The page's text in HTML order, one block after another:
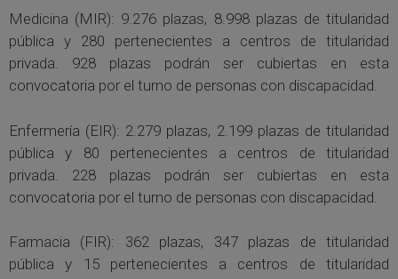
Medicina (MIR): 9.276 plazas, 8.998 plazas de titularidad
pública y 280 pertenecientes a centros de titularidad
privada. 928 plazas podrán ser cubiertas en esta
convocatoria por el turno de personas con discapacidad.
Enfermería (EIR): 2.279 plazas, 2.199 plazas de titularidad
pública y 80 pertenecientes a centros de titularidad
privada. 228 plazas podrán ser cubiertas en esta
convocatoria por el turno de personas con discapacidad.
Farmacia (FIR): 362 plazas, 347 plazas de titularidad
pública y 15 pertenecientes a centros de titularidad